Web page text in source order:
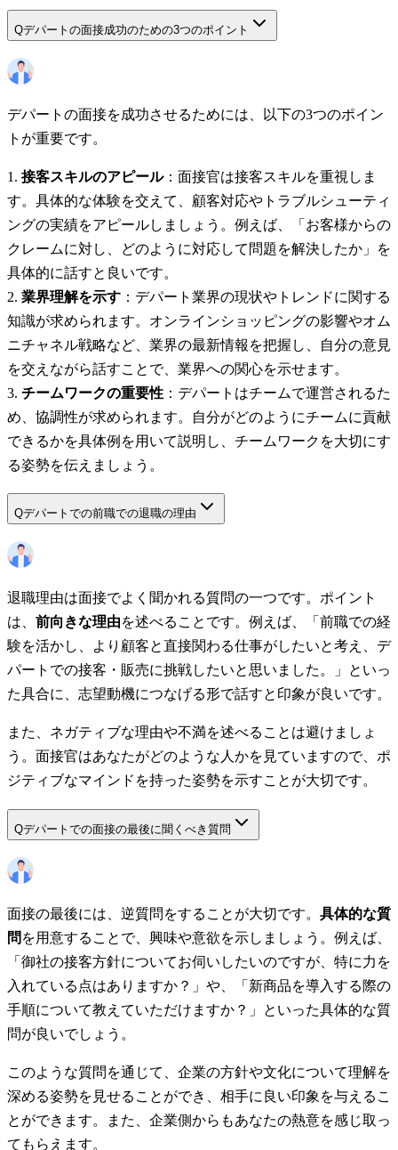
Qデパートの面接成功のための3つのポイント
デパートの面接を成功させるためには、以下の3つのポイン
トが重要です。
接客スキルのアピール：面接官は接客スキルを重視しま
す。具体的な体験を交えて、顧客対応やトラブルシューティ
ングの実績をアピールしましょう。例えば、「お客様からの
クレームに対し、どのように対応して問題を解決したか」を
具体的に話すと良いです。
業界理解を示す ：デパート業界の現状やトレンドに関する
知識が求められます。オンラインショッピングの影響やオム
ニチャネル戦略など、業界の最新情報を把握し、自分の意見
を交えながら話すことで、業界への関心を示せます。
チームワークの重要性 ：デパートはチームで運営されるた
め、協調性が求められます。自分がどのようにチームに貢献
できるかを具体例を用いて説明し、チームワークを大切にす
る姿勢を伝えましょう。
Qデパートでの前職での退職の理由
退職理由は面接でよく聞かれる質問の一つです。ポイント
は、 前向きな理由を述べることです。例えば、「前職での経
験を活かし、より顧客と直接関わる仕事がしたいと考え、デ
パートでの接客・販売に挑戦したいと思いました。」といっ
た具合に、志望動機につなげる形で話すと印象が良いです。
また、ネガティブな理由や不満を述べることは避けましょ
う。面接官はあなたがどのような人かを見ていますので、ポ
ジティブなマインドを持った姿勢を示すことが大切です。
Qデパートでの面接の最後に聞くべき質問
面接の最後には、逆質問をすることが大切です。 具体的な質
問 を用意することで、興味や意欲を示しましょう。例えば、
「御社の接客方針についてお伺いしたいのですが、特に力を
入れている点はありますか？」や、「新商品を導入する際の
手順について教えていただけますか？」といった具体的な質
問が良いでしょう。
このような質問を通じて、企業の方針や文化について理解を
深める姿勢を見せることができ、相手に良い印象を与えるこ
とができます。また、企業側からもあなたの熱意を感じ取っ
てもらえます。